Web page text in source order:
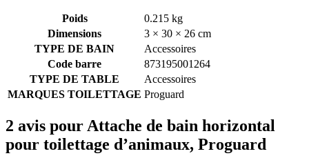
Poids
0.215 kg
Dimensions
3 × 30 × 26 cm
TYPE DE BAIN
Accessoires
Code barre
873195001264
TYPE DE TABLE
Accessoires
MARQUES TOILETTAGE Proguard
2 avis pour Attache de bain horizontal
pour toilettage d’animaux, Proguard